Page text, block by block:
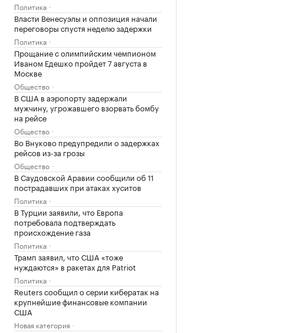
Политика
Власти Венесуэлы и оппозиция начали
переговоры спустя неделю задержки
Политика
Прощание с олимпийским чемпионом
Иваном Едешко пройдет 7 августа в
Москве
Общество
В США в аэропорту задержали
мужчину, угрожавшего взорвать бомбу
на рейсе
Общество
Во Внуково предупредили о задержках
рейсов из-за грозы
Общество
В Саудовской Аравии сообщили об 11
пострадавших при атаках хуситов
Политика
В Турции заявили, что Европа
потребовала подтверждать
происхождение газа
Политика
Трамп заявил, что США «тоже
нуждаются» в ракетах для Patriot
Политика
Reuters сообщил о серии кибератак на
крупнейшие финансовые компании
США
Новая категория